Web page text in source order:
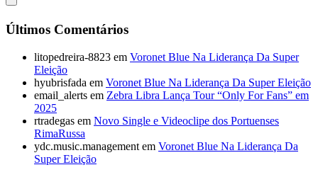
Últimos Comentários
litopedreira-8823 em Voronet Blue Na Liderança Da Super
Eleição
hyubrisfada em Voronet Blue Na Liderança Da Super Eleição
email_alerts em Zebra Libra Lança Tour “Only For Fans” em
2025
rtradegas em Novo Single e Videoclipe dos Portuenses
RimaRussa
ydc.music.management em Voronet Blue Na Liderança Da
Super Eleição